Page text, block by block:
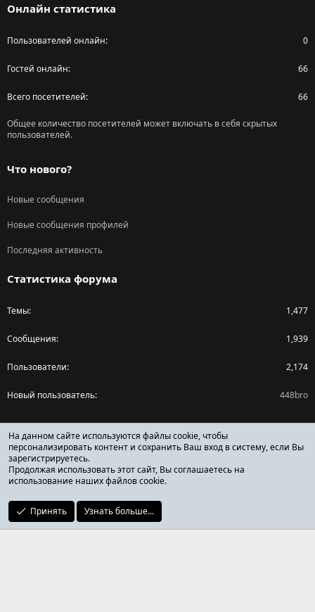
Онлайн статистика
Пользователей онлайн 0
Гостей онлайн 66
Всего посетителей 66
Общее количество посетителей может включать в себя скрытых
пользователей.
Что нового?
Новые сообщения
Новые сообщения профилей
Последняя активность
Статистика форума
Темы 1,477
Сообщения 1,939
Пользователи 2,174
Новый пользователь 448bro
Поделиться страницей
Facebook
X (Twitter)
Reddit
ОТЗЫВЫ ОНЛАЙН ФОРУМ
На данном сайте используются файлы cookie, чтобы
персонализировать контент и сохранить Ваш вход в систему, если Вы
зарегистрируетесь.
Продолжая использовать этот сайт, Вы соглашаетесь на
использование наших файлов cookie.
Принять Узнать больше...